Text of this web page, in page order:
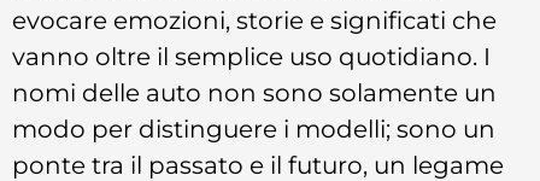
evocare emozioni, storie e significati che
vanno oltre il semplice uso quotidiano. I
nomi delle auto non sono solamente un
modo per distinguere i modelli; sono un
ponte tra il passato e il futuro, un legame